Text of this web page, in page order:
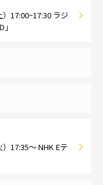
）17:00~17:30 ラジ
17:35～ NHK Eテ